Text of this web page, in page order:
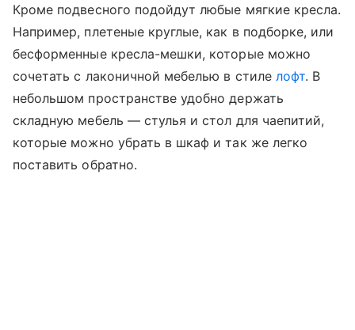
Кроме подвесного подойдут любые мягкие кресла.
Например, плетеные круглые, как в подборке, или
бесформенные кресла-мешки, которые можно
сочетать с лаконичной мебелью в стиле лофт. В
небольшом пространстве удобно держать
складную мебель — стулья и стол для чаепитий,
которые можно убрать в шкаф и так же легко
поставить обратно.